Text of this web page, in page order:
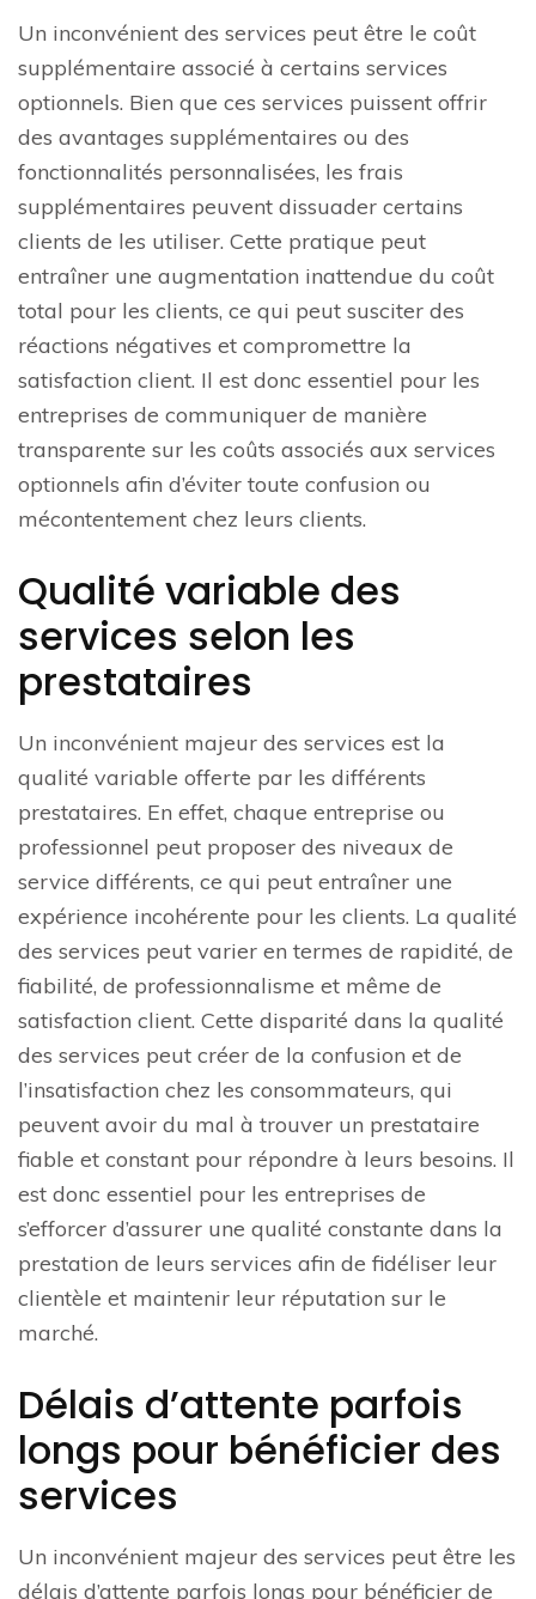
Un inconvénient des services peut être le coût
supplémentaire associé à certains services
optionnels. Bien que ces services puissent offrir
des avantages supplémentaires ou des
fonctionnalités personnalisées, les frais
supplémentaires peuvent dissuader certains
clients de les utiliser. Cette pratique peut
entraîner une augmentation inattendue du coût
total pour les clients, ce qui peut susciter des
réactions négatives et compromettre la
satisfaction client. Il est donc essentiel pour les
entreprises de communiquer de manière
transparente sur les coûts associés aux services
optionnels afin d’éviter toute confusion ou
mécontentement chez leurs clients.
Qualité variable des
services selon les
prestataires
Un inconvénient majeur des services est la
qualité variable offerte par les différents
prestataires. En effet, chaque entreprise ou
professionnel peut proposer des niveaux de
service différents, ce qui peut entraîner une
expérience incohérente pour les clients. La qualité
des services peut varier en termes de rapidité, de
fiabilité, de professionnalisme et même de
satisfaction client. Cette disparité dans la qualité
des services peut créer de la confusion et de
l’insatisfaction chez les consommateurs, qui
peuvent avoir du mal à trouver un prestataire
fiable et constant pour répondre à leurs besoins. Il
est donc essentiel pour les entreprises de
s’efforcer d’assurer une qualité constante dans la
prestation de leurs services afin de fidéliser leur
clientèle et maintenir leur réputation sur le
marché.
Délais d’attente parfois
longs pour bénéficier des
services
Un inconvénient majeur des services peut être les
délais d’attente parfois longs pour bénéficier de